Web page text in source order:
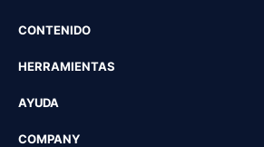
CONTENIDO
HERRAMIENTAS
AYUDA
COMPANY